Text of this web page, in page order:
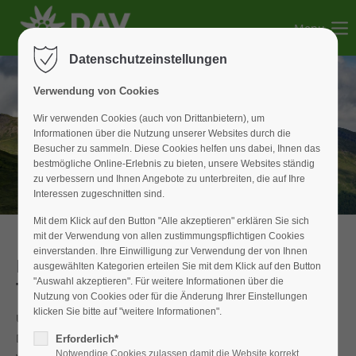
Der Eintrag "offcanvas-col2" existiert leider nicht.
Der Eintrag "offcanvas-col3" existiert leider nicht.
Der Eintrag "offcanvas-col4" existiert leider nicht.
Menu
Bericht aus dem Weißenburger
Tagblatt
Über 100 Jahre ist sie alt, die Sektion Weißenburg des
Deutschen Alpenvereins (DAV). 70 Jahre haben ihren
Datenschutzeinstellungen
Verwendung von Cookies
Wir verwenden Cookies (auch von Drittanbietern), um
Informationen über die Nutzung unserer Websites durch die
Besucher zu sammeln. Diese Cookies helfen uns dabei, Ihnen das
bestmögliche Online-Erlebnis zu bieten, unsere Websites ständig
zu verbessern und Ihnen Angebote zu unterbreiten, die auf Ihre
Interessen zugeschnitten sind.
Mit dem Klick auf den Button "Alle akzeptieren" erklären Sie sich
mit der Verwendung von allen zustimmungspflichtigen Cookies
einverstanden. Ihre Einwilligung zur Verwendung der von Ihnen
ausgewählten Kategorien erteilen Sie mit dem Klick auf den Button
"Auswahl akzeptieren". Für weitere Informationen über die
Nutzung von Cookies oder für die Änderung Ihrer Einstellungen
klicken Sie bitte auf "weitere Informationen".
Erforderlich*
Notwendige Cookies zulassen damit die Website korrekt